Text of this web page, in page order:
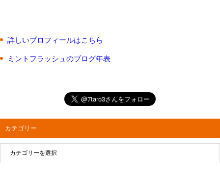
詳しいプロフィールはこちら
ミントフラッシュのブログ年表
カテゴリー